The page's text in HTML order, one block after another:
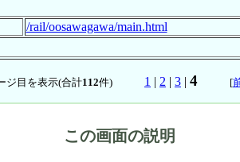
/rail/oosawagawa/main.html
ジ目を表示(合計112件) 1 | 2 | 3 | 4 [
この画面の説明